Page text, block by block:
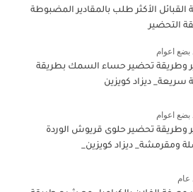
الأكثر طلب بالمقادير المضبوطة
التحضير
بضع اعوام
وطريقة تحضير حساء السمك بطريقة
ديزاد كويزين
بضع اعوام
وطريقة تحضير حلوى قريوش الوردة
ومقرمشة_ ديزاد كويزين_
عام